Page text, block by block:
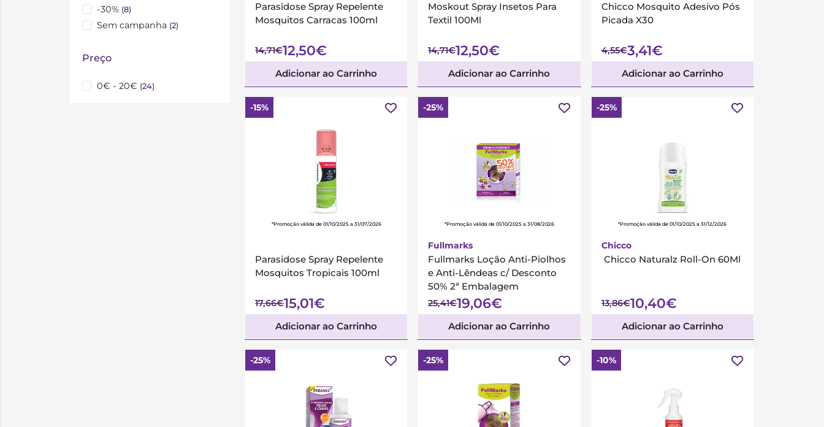
-30% (8)
Sem campanha (2)
Preço
0€ - 20€ (24)
Parasidose Spray Repelente
Mosquitos Carracas 100ml
14,71€12,50€
Adicionar ao Carrinho
Moskout Spray Insetos Para
Textil 100Ml
14,71€12,50€
Adicionar ao Carrinho
Chicco Mosquito Adesivo Pós
Picada X30
4,55€3,41€
Adicionar ao Carrinho
-15%
*Promoção válida de 01/10/2025 a 31/07/2026
Parasidose Spray Repelente
Mosquitos Tropicais 100ml
17,66€15,01€
Adicionar ao Carrinho
-25%
*Promoção válida de 01/10/2025 a 31/08/2026
Fullmarks
Fullmarks Loção Anti-Piolhos
e Anti-Lêndeas c/ Desconto
50% 2ª Embalagem
25,41€19,06€
Adicionar ao Carrinho
-25%
*Promoção válida de 01/10/2025 a 31/12/2026
Chicco
Chicco Naturalz Roll-On 60Ml
13,86€10,40€
Adicionar ao Carrinho
-25% -25% -10%